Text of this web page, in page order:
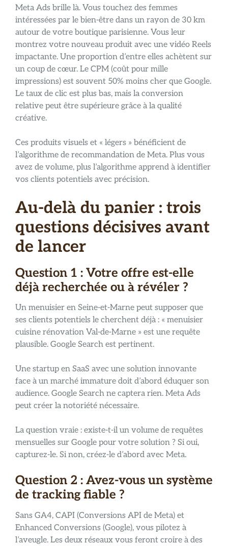
Meta Ads brille là. Vous touchez des femmes
intéressées par le bien-être dans un rayon de 30 km
autour de votre boutique parisienne. Vous leur
montrez votre nouveau produit avec une vidéo Reels
impactante. Une proportion d’entre elles achètent sur
un coup de cœur. Le CPM (coût pour mille
impressions) est souvent 50% moins cher que Google.
Le taux de clic est plus bas, mais la conversion
relative peut être supérieure grâce à la qualité
créative.
Ces produits visuels et « légers » bénéficient de
l’algorithme de recommandation de Meta. Plus vous
avez de volume, plus l’algorithme apprend à identifier
vos clients potentiels avec précision.
Au-delà du panier : trois
questions décisives avant
de lancer
Question 1 : Votre offre est-elle
déjà recherchée ou à révéler ?
Un menuisier en Seine-et-Marne peut supposer que
ses clients potentiels le cherchent déjà : « menuisier
cuisine rénovation Val-de-Marne » est une requête
plausible. Google Search est pertinent.
Une startup en SaaS avec une solution innovante
face à un marché immature doit d’abord éduquer son
audience. Google Search ne captera rien. Meta Ads
peut créer la notoriété nécessaire.
La question vraie : existe-t-il un volume de requêtes
mensuelles sur Google pour votre solution ? Si oui,
capturez-le. Si non, créez-le d’abord avec Meta.
Question 2 : Avez-vous un système
de tracking fiable ?
Sans GA4, CAPI (Conversions API de Meta) et
Enhanced Conversions (Google), vous pilotez à
l’aveugle. Les deux réseaux vous feront croire à des